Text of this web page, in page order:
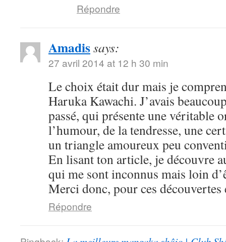
Répondre
Amadissays:
27 avril 2014 at 12 h 30 min
Le choix était dur mais je
Haruka Kawachi. J’avais
passé, qui présente une véritable
l’humour, de la tendresse, une
un triangle amoureux peu
En lisant ton article, je découvre
qui me sont inconnus mais loin
Merci donc, pour ces
Répondre